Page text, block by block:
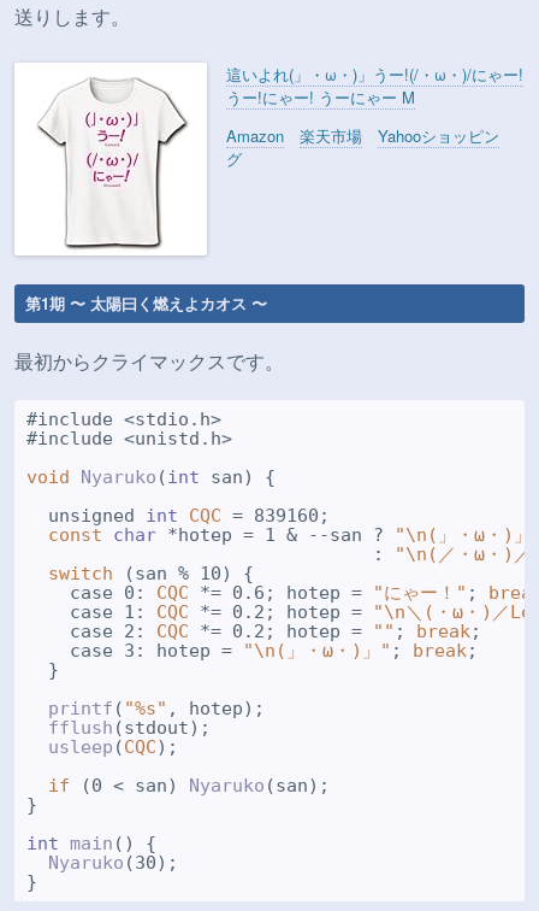
送りします。
這いよれ(」・ω・)」うー!(/・ω・)/にゃー!
うー!にゃー! うーにゃー M
Amazon
楽天市場
Yahooショッピン
グ
第1期 〜 太陽曰く燃えよカオス 〜
最初からクライマックスです。
#include <stdio.h>
#include <unistd.h>
void
Nyaruko ( int san) {
  unsigned
int CQC = 839160;
const
char *hotep = 1 & --san ?
"\n(」・ω・)」
                                :
"\n(／・ω・)／
switch (san % 10) {
    case 0:
CQC *= 0.6; hotep = "にゃー！" ;
    case 1:
CQC *= 0.2; hotep =
"\n＼(・ω・)／
    case 2:
CQC *= 0.2; hotep = "" ; break ;
    case 3: hotep =
"\n(」・ω・)」" ; break ;
  }
printf ( "%s" , hotep);
fflush (stdout);
usleep (CQC);
if (0 < san) Nyaruko (san);
}
int
main () {
Nyaruko (30);